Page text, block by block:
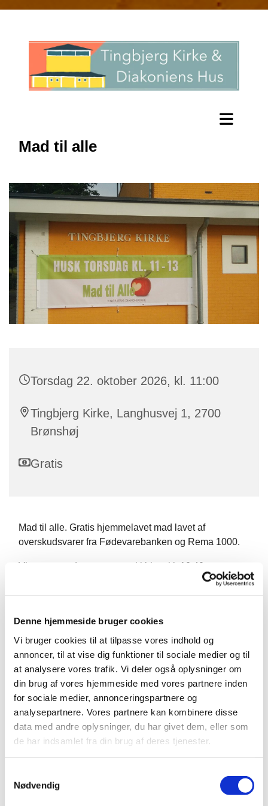
Denne hjemmeside bruger cookies
Vi bruger cookies til at tilpasse vores indhold og
annoncer, til at vise dig funktioner til sociale medier og til
at analysere vores trafik. Vi deler også oplysninger om
din brug af vores hjemmeside med vores partnere inden
for sociale medier, annonceringspartnere og
analysepartnere. Vores partnere kan kombinere disse
data med andre oplysninger, du har givet dem, eller som
de har indsamlet fra din brug af deres tjenester.
Nødvendig
Mad til alle
Torsdag 22. oktober 2026, kl. 11:00
Tingbjerg Kirke, Langhusvej 1, 2700
Brønshøj
Gratis
Mad til alle. Gratis hjemmelavet mad lavet af
overskudsvarer fra Fødevarebanken og Rema 1000.
Vi starter med morgensang i kirken kl. 10.40